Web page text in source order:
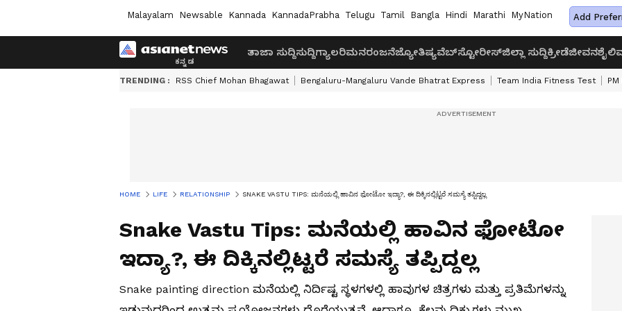
Malayalam Newsable Kannada KannadaPrabha Telugu Tamil Bangla Hindi Marathi MyNation Add
ತಾಜಾ ಸುದ್ದಿಸುದ್ದಿಗ್ಯಾಲರಿಮನರಂಜನೆಜ್ಯೋತಿಷ್ಯವೆಬ್‌ಸ್ಟೋರೀಸ್ಜಿಲ್ಲಾ ಸುದ್ದಿಕ್ರೀಡೆಜೀವನಶೈಲಿ
TRENDING : RSS Chief Mohan Bhagawat Bengaluru-Mangaluru Vande Bhatrat Express Team India Fitness Test
HOME LIFE RELATIONSHIP SNAKE VASTU TIPS: ಮನೆಯಲ್ಲಿ ಹಾವಿನ ಫೋಟೋ ಇದ್ಯಾ?, ಈ ದಿಕ್ಕಿನಲ್ಲಿಟ್ಟರೆ ಸಮಸ್ಯೆ ತಪ್ಪಿದ್ದಲ್ಲ
Snake Vastu Tips: ಮನೆಯಲ್ಲಿ ಹಾವಿನ ಫೋಟೋ
ಇದ್ಯಾ?, ಈ ದಿಕ್ಕಿನಲ್ಲಿಟ್ಟರೆ ಸಮಸ್ಯೆ ತಪ್ಪಿದ್ದಲ್ಲ
Snake painting direction ಮನೆಯಲ್ಲಿ ನಿರ್ದಿಷ್ಟ ಸ್ಥಳಗಳಲ್ಲಿ ಹಾವುಗಳ ಚಿತ್ರಗಳು ಮತ್ತು ಪ್ರತಿಮೆಗಳನ್ನು